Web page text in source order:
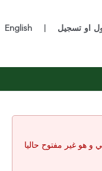
او تسجيل English
و هو غير مفتوح حاليا